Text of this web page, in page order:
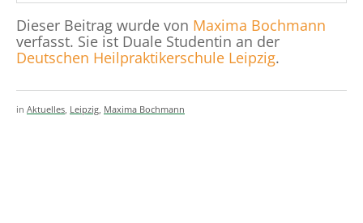
Dieser Beitrag wurde von Maxima Bochmann
verfasst. Sie ist Duale Studentin an der
Deutschen Heilpraktikerschule Leipzig.
in Aktuelles, Leipzig, Maxima Bochmann